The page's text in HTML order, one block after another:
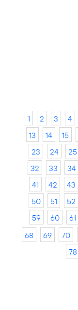
1 2 3 4
13
14 15
23
24 25
32
33 34
41
42 43
50
51 52
59
60 61
68
69 70
78